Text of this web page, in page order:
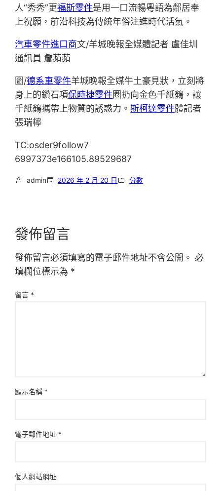
人“秀秀”更福斯零件是用一口流暢粵語為鄰居奉
上祝願，前沿科技為傳統年俗注進時代活氣。
汽車零件進口商文/羊城晚報全媒體記者 盧佳圳
通訊員 詹蘋蘋
圖/德系車零件羊城晚報全媒牛土豪見狀，立刻將
身上的鑽石項保時捷零件圈扔向金色千紙鶴，讓
千紙鶴攜帶上物質的誘惑力。斯柯達零件體記者
張瑞檸
TC:osder9follow7
6997373e166105.89529687
admin 2026 年 2 月 20 日 分數
發佈留言
發佈留言必須填寫的電子郵件地址不會公開。 必
填欄位標示為 *
留言 *
顯示名稱 *
電子郵件地址 *
個人網站網址